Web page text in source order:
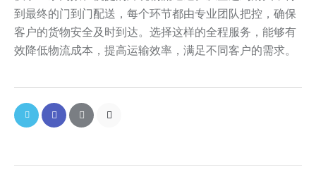
到最终的门到门配送，每个环节都由专业团队把控，确保
客户的货物安全及时到达。选择这样的全程服务，能够有
效降低物流成本，提高运输效率，满足不同客户的需求。